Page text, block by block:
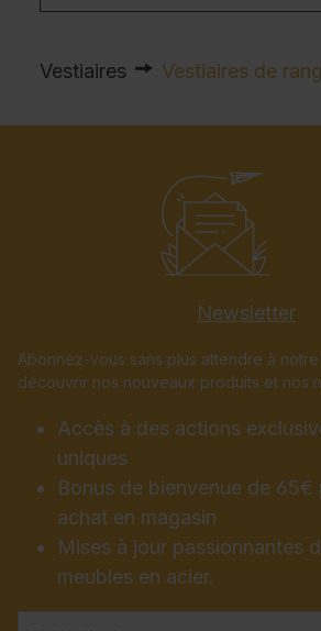
Vestiaires Vestiaires de
Newsletter
Abonnez-vous sans plus attendre à
découvrir nos nouveaux produits et nos
Accès à des actions
uniques
Bonus de bienvenue de 65€
achat en magasin
Mises à jour passionnantes
meubles en acier.